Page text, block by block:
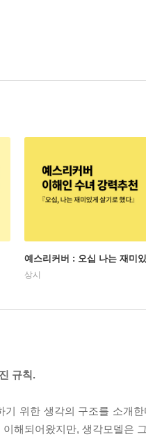
예스리커버 : 오십 나는 재미
상시
규칙.
기 위한 생각의 구조를 소개
해되어왔지만, 생각모델은